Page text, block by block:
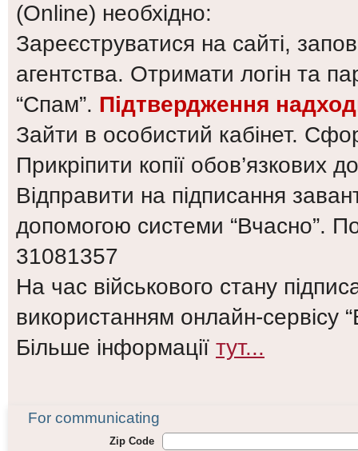
(Online) необхідно:
Зареєструватися на сайті,
агентства. Отримати логін та
“Спам”. Підтвердження
Зайти в особистий кабінет.
Прикріпити копії обов’язкових
Відправити на підписання
допомогою системи “Вчасно”.
31081357
На час військового стану
використанням онлайн-сервісу
Більше інформації тут...
For communicating
Zip Code